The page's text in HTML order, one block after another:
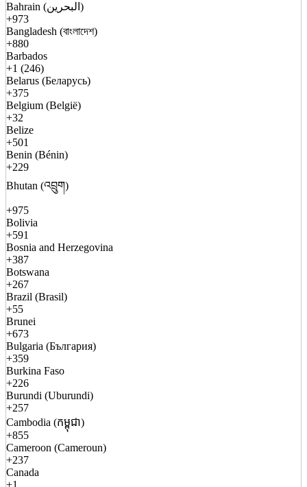
Bahrain (البحرين)
+973
Bangladesh (বাংলাদেশ)
+880
Barbados
+1 (246)
Belarus (Беларусь)
+375
Belgium (België)
+32
Belize
+501
Benin (Bénin)
+229
Bhutan (འབྲུག)
+975
Bolivia
+591
Bosnia and Herzegovina
+387
Botswana
+267
Brazil (Brasil)
+55
Brunei
+673
Bulgaria (България)
+359
Burkina Faso
+226
Burundi (Uburundi)
+257
Cambodia (កម្ពុជា)
+855
Cameroon (Cameroun)
+237
Canada
+1